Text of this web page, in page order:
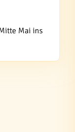
Mai ins